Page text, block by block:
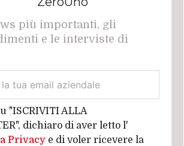
più importanti, gli
e le interviste di
"ISCRIVITI ALLA
dichiaro di aver letto l'
Privacy e di voler ricevere la